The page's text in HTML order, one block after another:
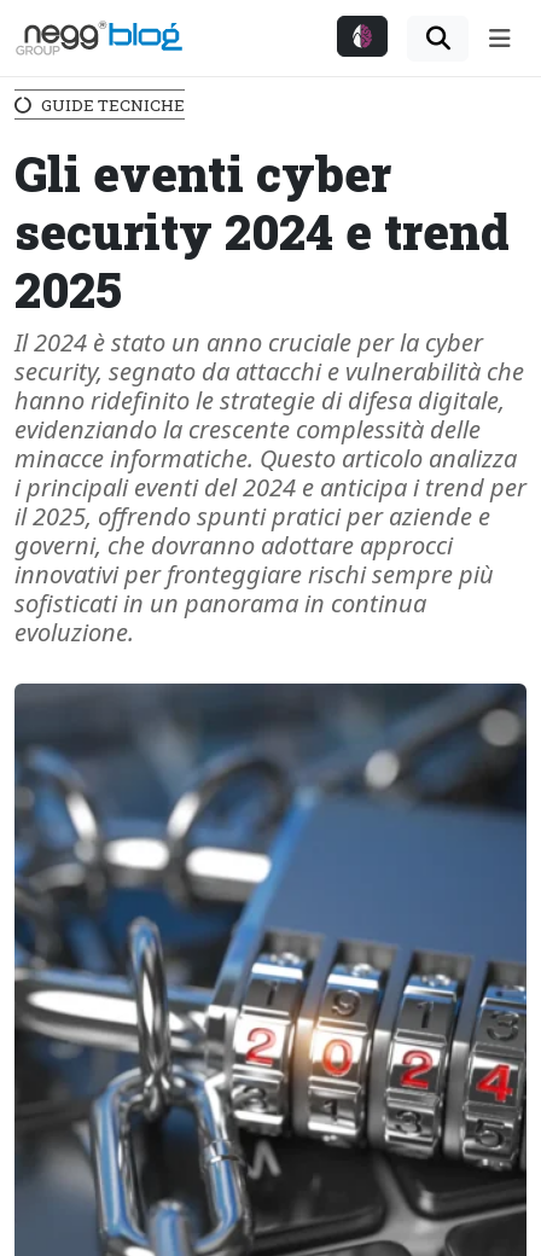
GUIDE TECNICHE
Gli eventi cyber
security 2024 e trend
2025
Il 2024 è stato un anno cruciale per la cyber
security, segnato da attacchi e vulnerabilità che
hanno ridefinito le strategie di difesa digitale,
evidenziando la crescente complessità delle
minacce informatiche. Questo articolo analizza
i principali eventi del 2024 e anticipa i trend per
il 2025, offrendo spunti pratici per aziende e
governi, che dovranno adottare approcci
innovativi per fronteggiare rischi sempre più
sofisticati in un panorama in continua
evoluzione.